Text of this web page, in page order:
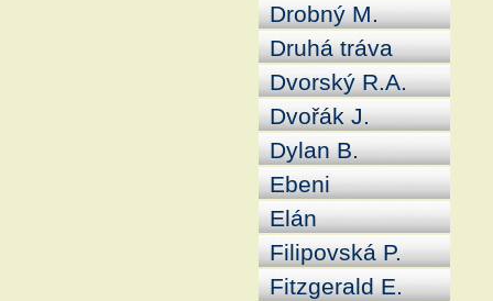
Drobný M.
Druhá tráva
Dvorský R.A.
Dvořák J.
Dylan B.
Ebeni
Elán
Filipovská P.
Fitzgerald E.